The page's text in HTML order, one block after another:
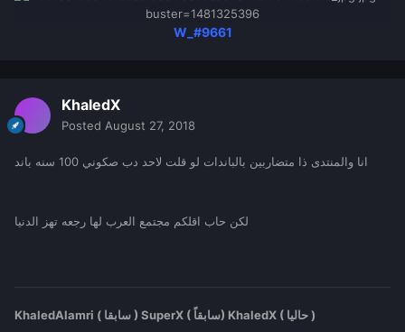
W_#9661
KhaledX
Posted August 27, 2018
انا والمنتدى ذا متضاربين بالباندات لو قلت لاحد دب صكوني 100 سنه باند
لكن حاب اقلكم مجتمع العرب لها رجعه تهز الدنيا
KhaledAlamri ( سابقا ) SuperX ( سابقاً) KhaledX ( حاليا )